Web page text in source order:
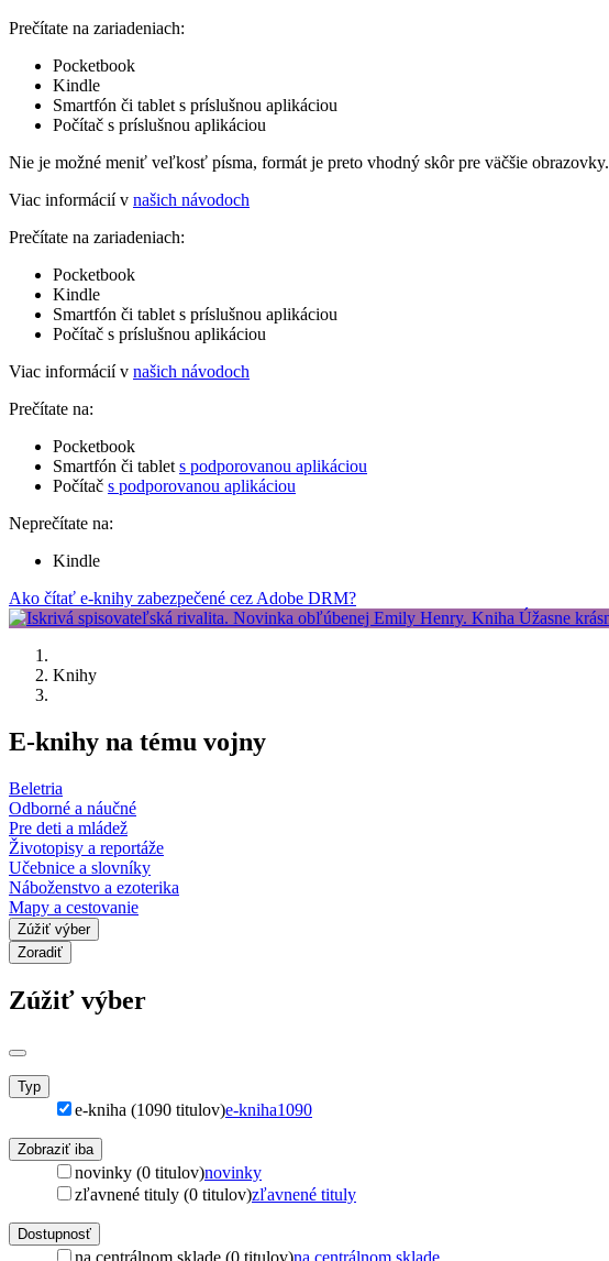
Prečítate na zariadeniach:
Pocketbook
Kindle
Smartfón či tablet s príslušnou aplikáciou
Počítač s príslušnou aplikáciou
Nie je možné meniť veľkosť písma, formát je preto vhodný skôr pre väčšie obrazovky.
Viac informácií v našich návodoch
Prečítate na zariadeniach:
Pocketbook
Kindle
Smartfón či tablet s príslušnou aplikáciou
Počítač s príslušnou aplikáciou
Viac informácií v našich návodoch
Prečítate na:
Pocketbook
Smartfón či tablet s podporovanou aplikáciou
Počítač s podporovanou aplikáciou
Neprečítate na:
Kindle
Ako čítať e-knihy zabezpečené cez Adobe DRM?
Knihy
E-knihy na tému vojny
Beletria
Odborné a náučné
Pre deti a mládež
Životopisy a reportáže
Učebnice a slovníky
Náboženstvo a ezoterika
Mapy a cestovanie
Zúžiť výber
Zoradiť
Zúžiť výber
Typ
e-kniha (1090 titulov)e-kniha1090
Zobraziť iba
novinky (0 titulov)novinky
zľavnené tituly (0 titulov)zľavnené tituly
Dostupnosť
na centrálnom sklade (0 titulov)na centrálnom sklade